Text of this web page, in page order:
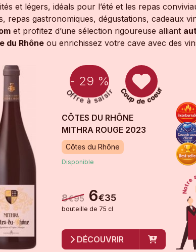
et légers, idéals pour l’été et les repas
repas gastronomiques, dégustations, cadeaux
et profitez d’une sélection rigoureuse alliant
du Rhône ou enrichissez votre cave avec des
- 29 %
CÔTES DU RHÔNE
MITHRA ROUGE 2023
Côtes du Rhône
Disponible
8€95 6€35
bouteille de 75 cl
DÉCOUVRIR